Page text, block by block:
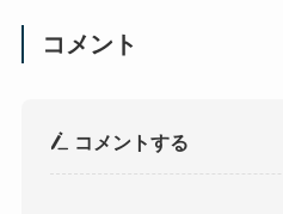
コメント
コメントする